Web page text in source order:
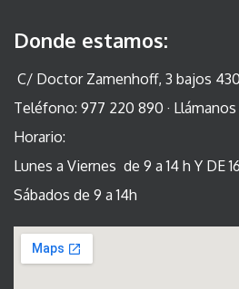
Donde estamos:
C/ Doctor Zamenhoff, 3 bajos
Teléfono: 977 220 890 · Llámanos
Horario:
Lunes a Viernes de 9 a 14 h Y DE
Sábados de 9 a 14h